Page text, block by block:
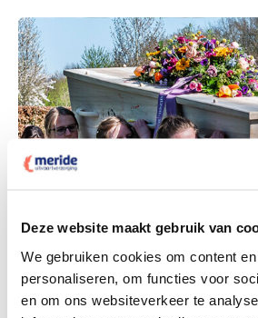
Deze website maakt gebruik van
We gebruiken cookies om content
personaliseren, om functies voor
en om ons websiteverkeer te
Dit kost een begrafenis
Bekijk tarieven voor begrafenis
Bekijk tarieven voor crematie